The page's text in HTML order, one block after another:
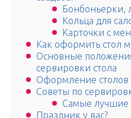
Бонбоньерки,
Кольца для
Карточки с
Как оформить стол
Основные
сервировки стола
Оформление столов
Советы по
Самые лучшие
Праздник у вас?